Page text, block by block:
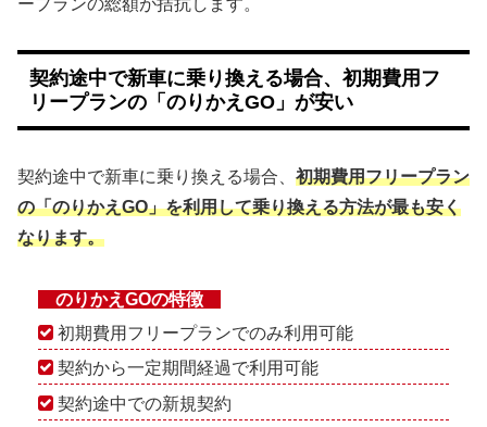
契約途中で新車に乗り換える場合、初期費用フ
リープランの「のりかえGO」が安い
契約途中で新車に乗り換える場合、 初期費用フリープラン
の「のりかえGO」を利用して乗り換える方法が最も安く
なります。
のりかえGOの特徴
初期費用フリープランでのみ利用可能
契約から一定期間経過で利用可能
契約途中での新規契約